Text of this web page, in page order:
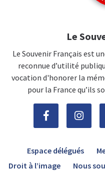
Le
Le Souvenir Français est
reconnue d’utilité
vocation d'honorer la
pour la France qu’ils
Espace délégués
Droit à l’image
Nous